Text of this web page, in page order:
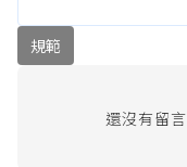
規範
還沒有留